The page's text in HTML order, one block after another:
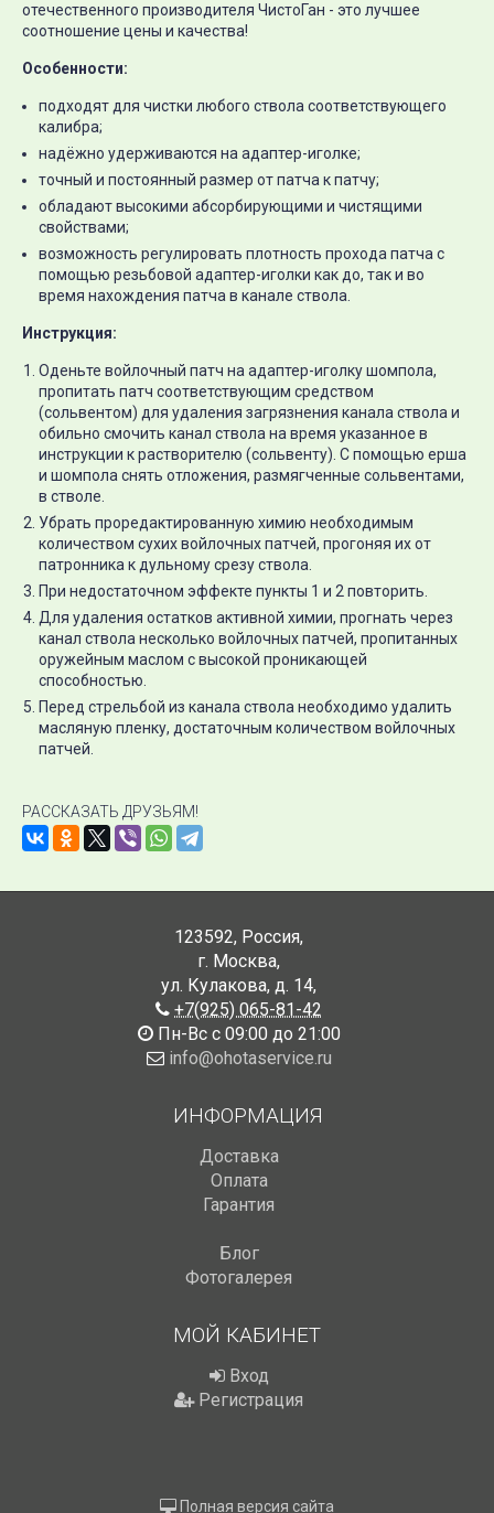
отечественного производителя ЧистоГан - это лучшее
соотношение цены и качества!
Особенности:
подходят для чистки любого ствола соответствующего
калибра;
надёжно удерживаются на адаптер-иголке;
точный и постоянный размер от патча к патчу;
обладают высокими абсорбирующими и чистящими
свойствами;
возможность регулировать плотность прохода патча с
помощью резьбовой адаптер-иголки как до, так и во
время нахождения патча в канале ствола.
Инструкция:
Оденьте войлочный патч на адаптер-иголку шомпола,
пропитать патч соответствующим средством
(сольвентом) для удаления загрязнения канала ствола и
обильно смочить канал ствола на время указанное в
инструкции к растворителю (сольвенту). С помощью ерша
и шомпола снять отложения, размягченные сольвентами,
в стволе.
Убрать проредактированную химию необходимым
количеством сухих войлочных патчей, прогоняя их от
патронника к дульному срезу ствола.
При недостаточном эффекте пункты 1 и 2 повторить.
Для удаления остатков активной химии, прогнать через
канал ствола несколько войлочных патчей, пропитанных
оружейным маслом с высокой проникающей
способностью.
Перед стрельбой из канала ствола необходимо удалить
масляную пленку, достаточным количеством войлочных
патчей.
РАССКАЗАТЬ ДРУЗЬЯМ!
123592, Россия,
г. Москва,
ул. Кулакова, д. 14,
+7(925) 065-81-42
Пн-Вс с 09:00 до 21:00
info@ohotaservice.ru
ИНФОРМАЦИЯ
Доставка
Оплата
Гарантия
Блог
Фотогалерея
МОЙ КАБИНЕТ
Вход
Регистрация
Полная версия сайта